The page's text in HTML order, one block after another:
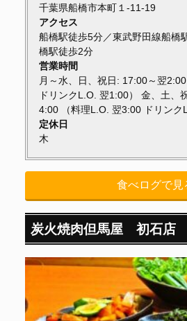
千葉県船橋市本町１-11-19
アクセス
船橋駅徒歩5分／東武野田線船橋
橋駅徒歩2分
営業時間
月～水、日、祝日: 17:00～翌
ドリンクL.O. 翌1:00） 金、土、
4:00 （料理L.O. 翌3:00 ドリンク
定休日
木
食べログで見
炭火焼肉但馬屋 初石店